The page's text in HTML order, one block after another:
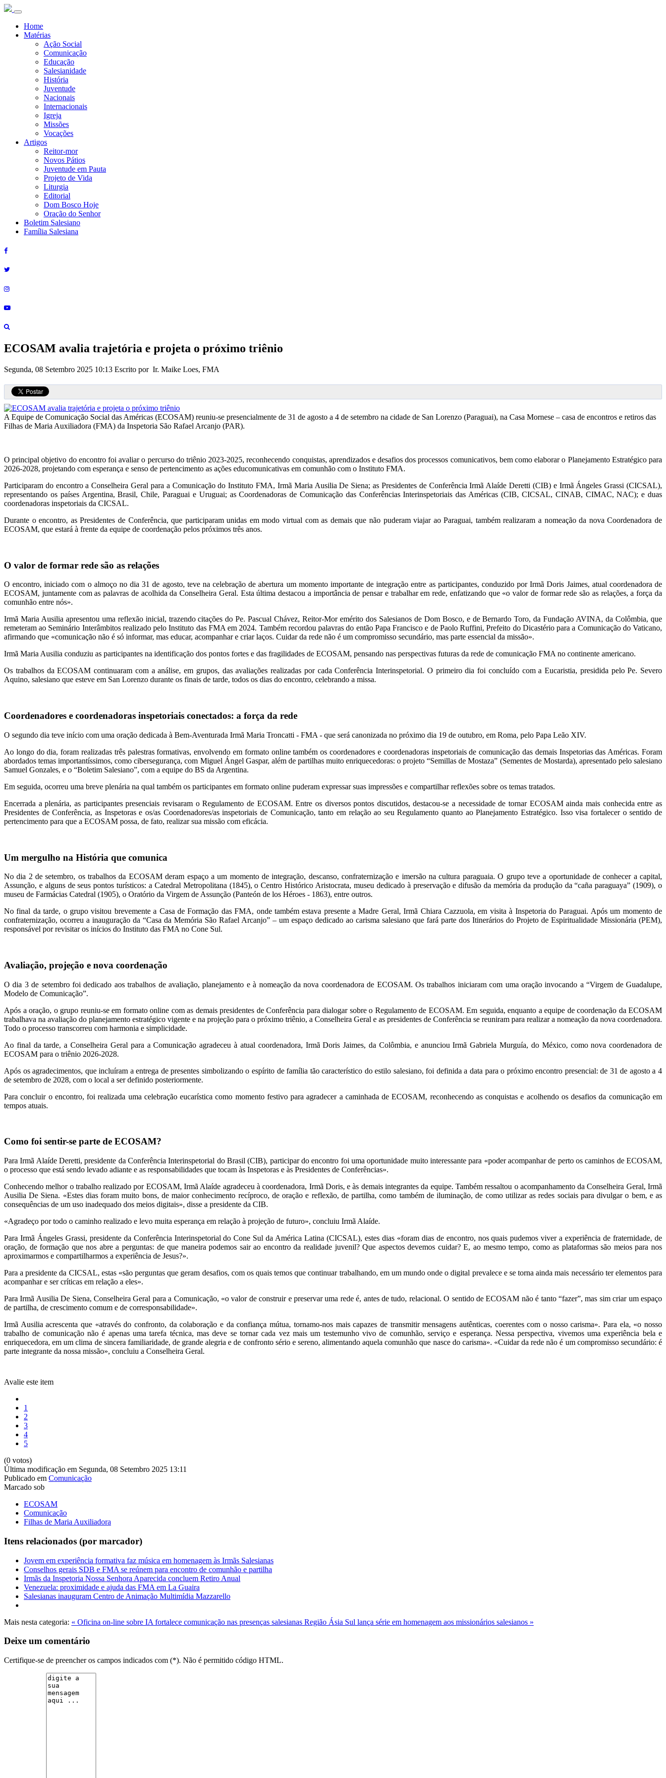
Home
Matérias
Ação Social
Comunicação
Educação
Salesianidade
História
Juventude
Nacionais
Internacionais
Igreja
Missões
Vocações
Artigos
Reitor-mor
Novos Pátios
Juventude em Pauta
Projeto de Vida
Liturgia
Editorial
Dom Bosco Hoje
Oração do Senhor
Boletim Salesiano
Família Salesiana
ECOSAM avalia trajetória e projeta o próximo triênio
Segunda, 08 Setembro 2025 10:13 Escrito por Ir. Maike Loes, FMA
A Equipe de Comunicação Social das Américas (ECOSAM) reuniu-se presencialmente de 31 de agosto a 4 de setembro na cidade de San Lorenzo (Paraguai), na Casa Mornese – casa de encontros e retiros das
Filhas de Maria Auxiliadora (FMA) da Inspetoria São Rafael Arcanjo (PAR).
O principal objetivo do encontro foi avaliar o percurso do triênio 2023-2025, reconhecendo conquistas, aprendizados e desafios dos processos comunicativos, bem como elaborar o Planejamento Estratégico para
2026-2028, projetando com esperança e senso de pertencimento as ações educomunicativas em comunhão com o Instituto FMA.
Participaram do encontro a Conselheira Geral para a Comunicação do Instituto FMA, Irmã Maria Ausilia De Siena; as Presidentes de Conferência Irmã Alaíde Deretti (CIB) e Irmã Ángeles Grassi (CICSAL),
representando os países Argentina, Brasil, Chile, Paraguai e Uruguai; as Coordenadoras de Comunicação das Conferências Interinspetoriais das Américas (CIB, CICSAL, CINAB, CIMAC, NAC); e duas
coordenadoras inspetoriais da CICSAL.
Durante o encontro, as Presidentes de Conferência, que participaram unidas em modo virtual com as demais que não puderam viajar ao Paraguai, também realizaram a nomeação da nova Coordenadora de
ECOSAM, que estará à frente da equipe de coordenação pelos próximos três anos.
O valor de formar rede são as relações
O encontro, iniciado com o almoço no dia 31 de agosto, teve na celebração de abertura um momento importante de integração entre as participantes, conduzido por Irmã Doris Jaimes, atual coordenadora de
ECOSAM, juntamente com as palavras de acolhida da Conselheira Geral. Esta última destacou a importância de pensar e trabalhar em rede, enfatizando que «o valor de formar rede são as relações, a força da
comunhão entre nós».
Irmã Maria Ausilia apresentou uma reflexão inicial, trazendo citações do Pe. Pascual Chávez, Reitor-Mor emérito dos Salesianos de Dom Bosco, e de Bernardo Toro, da Fundação AVINA, da Colômbia, que
remeteram ao Seminário Interâmbitos realizado pelo Instituto das FMA em 2024. Também recordou palavras do então Papa Francisco e de Paolo Ruffini, Prefeito do Dicastério para a Comunicação do Vaticano,
afirmando que «comunicação não é só informar, mas educar, acompanhar e criar laços. Cuidar da rede não é um compromisso secundário, mas parte essencial da missão».
Irmã Maria Ausilia conduziu as participantes na identificação dos pontos fortes e das fragilidades de ECOSAM, pensando nas perspectivas futuras da rede de comunicação FMA no continente americano.
Os trabalhos da ECOSAM continuaram com a análise, em grupos, das avaliações realizadas por cada Conferência Interinspetorial. O primeiro dia foi concluído com a Eucaristia, presidida pelo Pe. Severo
Aquino, salesiano que esteve em San Lorenzo durante os finais de tarde, todos os dias do encontro, celebrando a missa.
Coordenadores e coordenadoras inspetoriais conectados: a força da rede
O segundo dia teve início com uma oração dedicada à Bem-Aventurada Irmã Maria Troncatti - FMA - que será canonizada no próximo dia 19 de outubro, em Roma, pelo Papa Leão XIV.
Ao longo do dia, foram realizadas três palestras formativas, envolvendo em formato online também os coordenadores e coordenadoras inspetoriais de comunicação das demais Inspetorias das Américas. Foram
abordados temas importantíssimos, como cibersegurança, com Miguel Ángel Gaspar, além de partilhas muito enriquecedoras: o projeto “Semillas de Mostaza” (Sementes de Mostarda), apresentado pelo salesiano
Samuel Gonzales, e o “Boletim Salesiano”, com a equipe do BS da Argentina.
Em seguida, ocorreu uma breve plenária na qual também os participantes em formato online puderam expressar suas impressões e compartilhar reflexões sobre os temas tratados.
Encerrada a plenária, as participantes presenciais revisaram o Regulamento de ECOSAM. Entre os diversos pontos discutidos, destacou-se a necessidade de tornar ECOSAM ainda mais conhecida entre as
Presidentes de Conferência, as Inspetoras e os/as Coordenadores/as inspetoriais de Comunicação, tanto em relação ao seu Regulamento quanto ao Planejamento Estratégico. Isso visa fortalecer o sentido de
pertencimento para que a ECOSAM possa, de fato, realizar sua missão com eficácia.
Um mergulho na História que comunica
No dia 2 de setembro, os trabalhos da ECOSAM deram espaço a um momento de integração, descanso, confraternização e imersão na cultura paraguaia. O grupo teve a oportunidade de conhecer a capital,
Assunção, e alguns de seus pontos turísticos: a Catedral Metropolitana (1845), o Centro Histórico Aristocrata, museu dedicado à preservação e difusão da memória da produção da “caña paraguaya” (1909), o
museu de Farmácias Catedral (1905), o Oratório da Virgem de Assunção (Panteón de los Héroes - 1863), entre outros.
No final da tarde, o grupo visitou brevemente a Casa de Formação das FMA, onde também estava presente a Madre Geral, Irmã Chiara Cazzuola, em visita à Inspetoria do Paraguai. Após um momento de
confraternização, ocorreu a inauguração da “Casa da Memória São Rafael Arcanjo” – um espaço dedicado ao carisma salesiano que fará parte dos Itinerários do Projeto de Espiritualidade Missionária (PEM),
responsável por revisitar os inícios do Instituto das FMA no Cone Sul.
Avaliação, projeção e nova coordenação
O dia 3 de setembro foi dedicado aos trabalhos de avaliação, planejamento e à nomeação da nova coordenadora de ECOSAM. Os trabalhos iniciaram com uma oração invocando a “Virgem de Guadalupe,
Modelo de Comunicação”.
Após a oração, o grupo reuniu-se em formato online com as demais presidentes de Conferência para dialogar sobre o Regulamento de ECOSAM. Em seguida, enquanto a equipe de coordenação da ECOSAM
trabalhava na avaliação do planejamento estratégico vigente e na projeção para o próximo triênio, a Conselheira Geral e as presidentes de Conferência se reuniram para realizar a nomeação da nova coordenadora.
Todo o processo transcorreu com harmonia e simplicidade.
Ao final da tarde, a Conselheira Geral para a Comunicação agradeceu à atual coordenadora, Irmã Doris Jaimes, da Colômbia, e anunciou Irmã Gabriela Murguía, do México, como nova coordenadora de
ECOSAM para o triênio 2026-2028.
Após os agradecimentos, que incluíram a entrega de presentes simbolizando o espírito de família tão característico do estilo salesiano, foi definida a data para o próximo encontro presencial: de 31 de agosto a 4
de setembro de 2028, com o local a ser definido posteriormente.
Para concluir o encontro, foi realizada uma celebração eucarística como momento festivo para agradecer a caminhada de ECOSAM, reconhecendo as conquistas e acolhendo os desafios da comunicação em
tempos atuais.
Como foi sentir-se parte de ECOSAM?
Para Irmã Alaíde Deretti, presidente da Conferência Interinspetorial do Brasil (CIB), participar do encontro foi uma oportunidade muito interessante para «poder acompanhar de perto os caminhos de ECOSAM,
o processo que está sendo levado adiante e as responsabilidades que tocam às Inspetoras e às Presidentes de Conferências».
Conhecendo melhor o trabalho realizado por ECOSAM, Irmã Alaíde agradeceu à coordenadora, Irmã Doris, e às demais integrantes da equipe. Também ressaltou o acompanhamento da Conselheira Geral, Irmã
Ausilia De Siena. «Estes dias foram muito bons, de maior conhecimento recíproco, de oração e reflexão, de partilha, como também de iluminação, de como utilizar as redes sociais para divulgar o bem, e as
consequências de um uso inadequado dos meios digitais», disse a presidente da CIB.
«Agradeço por todo o caminho realizado e levo muita esperança em relação à projeção de futuro», concluiu Irmã Alaíde.
Para Irmã Ángeles Grassi, presidente da Conferência Interinspetorial do Cone Sul da América Latina (CICSAL), estes dias «foram dias de encontro, nos quais pudemos viver a experiência de fraternidade, de
oração, de formação que nos abre a perguntas: de que maneira podemos sair ao encontro da realidade juvenil? Que aspectos devemos cuidar? E, ao mesmo tempo, como as plataformas são meios para nos
aproximarmos e compartilharmos a experiência de Jesus?».
Para a presidente da CICSAL, estas «são perguntas que geram desafios, com os quais temos que continuar trabalhando, em um mundo onde o digital prevalece e se torna ainda mais necessário ter elementos para
acompanhar e ser críticas em relação a eles».
Para Irmã Ausilia De Siena, Conselheira Geral para a Comunicação, «o valor de construir e preservar uma rede é, antes de tudo, relacional. O sentido de ECOSAM não é tanto “fazer”, mas sim criar um espaço
de partilha, de crescimento comum e de corresponsabilidade».
Irmã Ausilia acrescenta que «através do confronto, da colaboração e da confiança mútua, tornamo-nos mais capazes de transmitir mensagens autênticas, coerentes com o nosso carisma». Para ela, «o nosso
trabalho de comunicação não é apenas uma tarefa técnica, mas deve se tornar cada vez mais um testemunho vivo de comunhão, serviço e esperança. Nessa perspectiva, vivemos uma experiência bela e
enriquecedora, em um clima de sincera familiaridade, de grande alegria e de confronto sério e sereno, alimentando aquela comunhão que nasce do carisma». «Cuidar da rede não é um compromisso secundário: é
parte integrante da nossa missão», concluiu a Conselheira Geral.
Avalie este item
1
2
3
4
5
(0 votos)
Última modificação em Segunda, 08 Setembro 2025 13:11
Publicado em Comunicação
Marcado sob
ECOSAM
Comunicação
Filhas de Maria Auxiliadora
Itens relacionados (por marcador)
Jovem em experiência formativa faz música em homenagem às Irmãs Salesianas
Conselhos gerais SDB e FMA se reúnem para encontro de comunhão e partilha
Irmãs da Inspetoria Nossa Senhora Aparecida concluem Retiro Anual
Venezuela: proximidade e ajuda das FMA em La Guaira
Salesianas inauguram Centro de Animação Multimídia Mazzarello
Mais nesta categoria: « Oficina on-line sobre IA fortalece comunicação nas presenças salesianas Região Ásia Sul lança série em homenagem aos missionários salesianos »
Deixe um comentário
Certifique-se de preencher os campos indicados com (*). Não é permitido código HTML.